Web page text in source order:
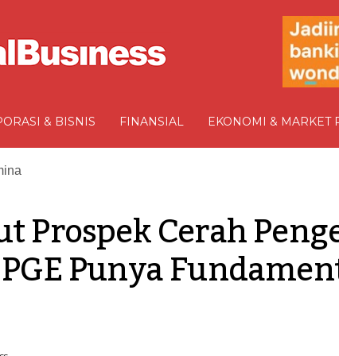
& BISNIS FINANSIAL EKONOMI & MARKET
Prospek Cerah
Punya